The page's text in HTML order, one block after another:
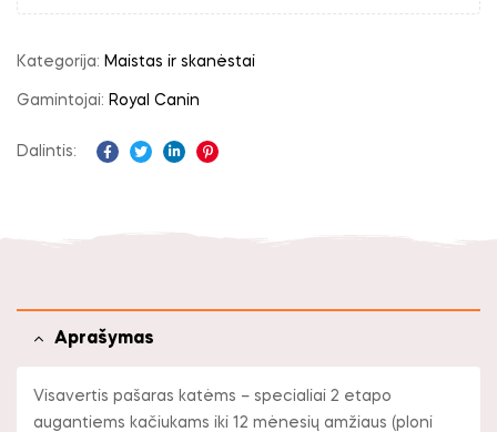
Kategorija: Maistas ir skanėstai
Gamintojai: Royal Canin
Dalintis:
Aprašymas
Visavertis pašaras katėms – specialiai 2 etapo
augantiems kačiukams iki 12 mėnesių amžiaus (ploni